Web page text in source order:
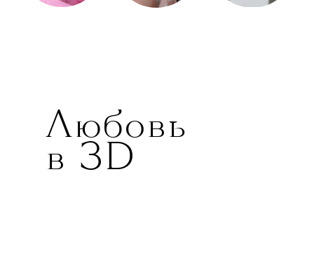
Любовь
в 3D